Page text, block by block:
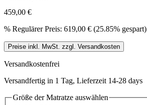
459,00 €
% Regulärer Preis: 619,00 € (25.85% gespart)
Preise inkl. MwSt. zzgl. Versandkosten
Versandkostenfrei
Versandfertig in 1 Tag, Lieferzeit 14-28 days
Größe der Matratze auswählen